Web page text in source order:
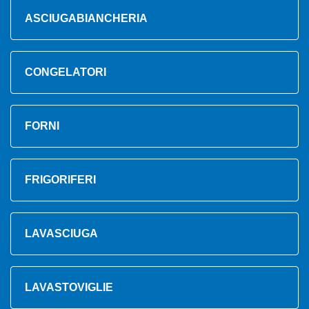
ASCIUGABIANCHERIA
CONGELATORI
FORNI
FRIGORIFERI
LAVASCIUGA
LAVASTOVIGLIE